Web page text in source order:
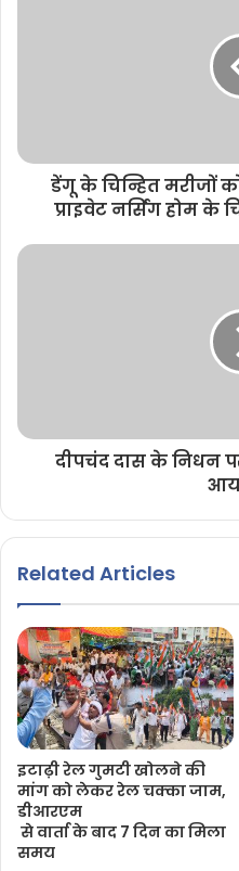
डेंगू के चिन्हित मरीजों
प्राइवेट नर्सिंग होम के
दीपचंद दास के निधन
Related Articles
इटाढ़ी रेल गुमटी खोलने की
मांग को लेकर रेल चक्का जाम,
डीआरएम
से वार्ता के बाद 7 दिन का मिला
समय